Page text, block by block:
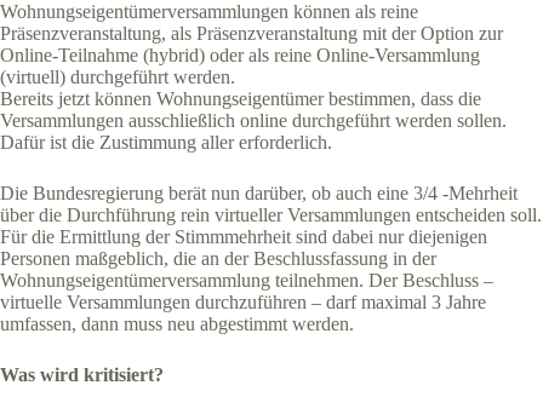
Wohnungseigentümerversammlungen können als reine
Präsenzveranstaltung, als Präsenzveranstaltung mit der Option zur
Online-Teilnahme (hybrid) oder als reine Online-Versammlung
(virtuell) durchgeführt werden.
Bereits jetzt können Wohnungseigentümer bestimmen, dass die
Versammlungen ausschließlich online durchgeführt werden sollen.
Dafür ist die Zustimmung aller erforderlich.
Die Bundesregierung berät nun darüber, ob auch eine 3/4 -Mehrheit
über die Durchführung rein virtueller Versammlungen entscheiden soll.
Für die Ermittlung der Stimmmehrheit sind dabei nur diejenigen
Personen maßgeblich, die an der Beschlussfassung in der
Wohnungseigentümerversammlung teilnehmen. Der Beschluss –
virtuelle Versammlungen durchzuführen – darf maximal 3 Jahre
umfassen, dann muss neu abgestimmt werden.
Was wird kritisiert?